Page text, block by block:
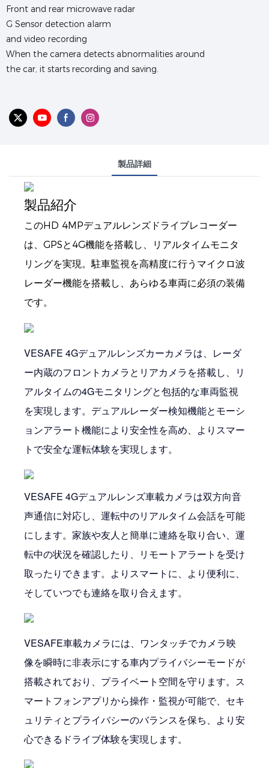
Front and rear microwave radar
G Sensor detection alarm
and video recording
When the camera detects abnormalities around
the car, it starts recording and saving.
製品詳細
製品紹介
このHD 4MPデュアルレンズドライブレコーダー
は、GPSと4G機能を搭載し、リアルタイムモニタ
リングを実現。駐車監視を高精度に行うマイクロ波
レーダー機能を搭載し、あらゆる車両に必須の装備
です。
VESAFE 4Gデュアルレンズカーカメラは、レーダ
ー内蔵のフロントカメラとリアカメラを搭載し、リ
アルタイムの4Gモニタリングと包括的な車両監視
を実現します。デュアルレーダー検知機能とモーシ
ョンアラート機能により安全性を高め、よりスマー
トで安全な運転体験を実現します。
VESAFE 4Gデュアルレンズ車載カメラは双方向音
声通信に対応し、運転中のリアルタイム会話を可能
にします。家族や友人と簡単に連絡を取り合い、運
転中の状況を確認したり、リモートアラートを受け
取ったりできます。よりスマートに、より便利に、
そしていつでも連絡を取り合えます。
VESAFE車載カメラには、ワンタッチでカメラ映
像を瞬時に非表示にする車内プライバシーモードが
搭載されており、プライベート空間を守ります。ス
マートフォンアプリから操作・監視が可能で、セキ
ュリティとプライバシーのバランスを保ち、より安
心できるドライブ体験を実現します。